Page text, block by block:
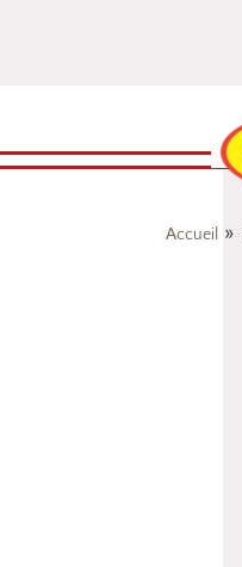
Aller au contenu
Aller au menu
Aller au pied de page
Accueil»